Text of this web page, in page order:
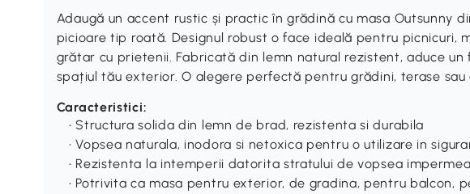
Adaugă un accent rustic și practic în grădină cu masa Outsunny
picioare tip roată. Designul robust o face ideală pentru picnicuri,
grătar cu prietenii. Fabricată din lemn natural rezistent, aduce un
spațiul tău exterior. O alegere perfectă pentru grădini, terase sau
Caracteristici:
• Structura solida din lemn de brad, rezistenta si durabila
• Vopsea naturala, inodora si netoxica pentru o utilizare in
• Rezistenta la intemperii datorita stratului de vopsea
• Potrivita ca masa pentru exterior, de gradina, pentru balcon,